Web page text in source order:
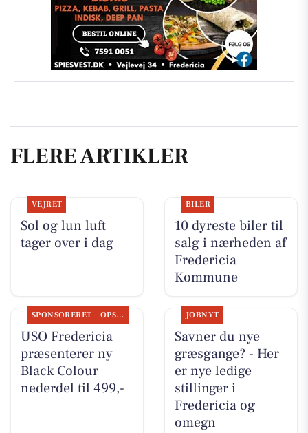
FLERE ARTIKLER
VEJRET
Sol og lun luft
tager over i dag
BILER
10 dyreste biler til
salg i nærheden af
Fredericia
Kommune
SPONSORERET OPSLAGSTAVLEN
USO Fredericia
præsenterer ny
Black Colour
nederdel til 499,-
JOBNYT
Savner du nye
græsgange? - Her
er nye ledige
stillinger i
Fredericia og
omegn